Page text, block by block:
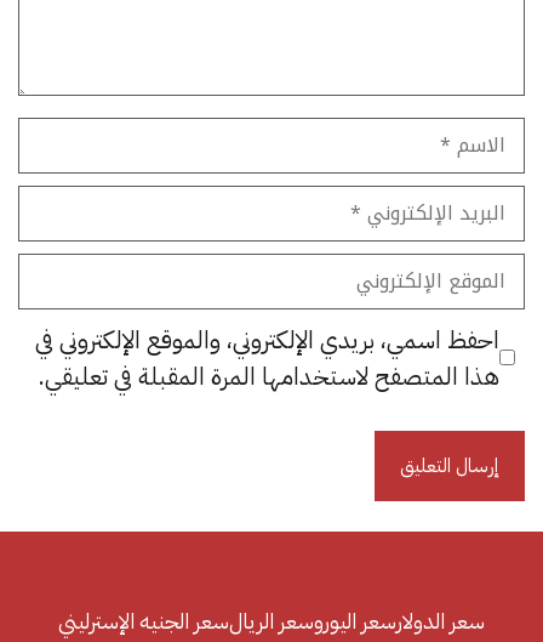
الاسم
البريد
الإلكتروني
الموقع
الإلكتروني
احفظ اسمي، بريدي الإلكتروني، والموقع الإلكتروني في
هذا المتصفح لاستخدامها المرة المقبلة في تعليقي.
سعر الدولارسعر اليوروسعر الريالسعر الجنيه الإسترليني